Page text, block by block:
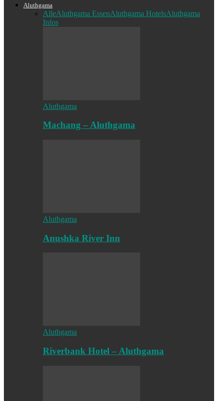
Aluthgama
AlleAluthgama EssenAluthgama HotelsAluthgama
Infos
Aluthgama
Machang – Aluthgama
Aluthgama
Anushka River Inn
Aluthgama
Riverbank Hotel – Aluthgama